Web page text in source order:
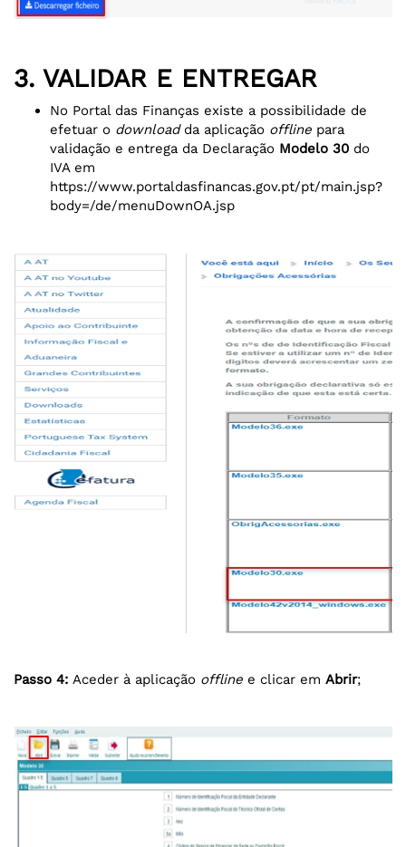
3. VALIDAR E ENTREGAR
No Portal das Finanças existe a possibilidade de
efetuar o downloadda aplicação offline para
validação e entrega da Declaração Modelo 30 do
IVA em
https://www.portaldasfinancas.gov.pt/pt/main.jsp?
body=/de/menuDownOA.jsp
Passo 4: Aceder à aplicação offline e clicar em Abrir;